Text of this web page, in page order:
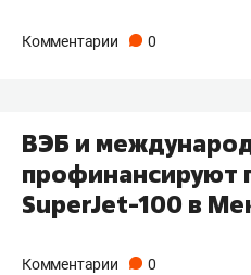
Комментарии 0
ВЭБ и
профинансируют
SuperJet-100 в
Комментарии 0